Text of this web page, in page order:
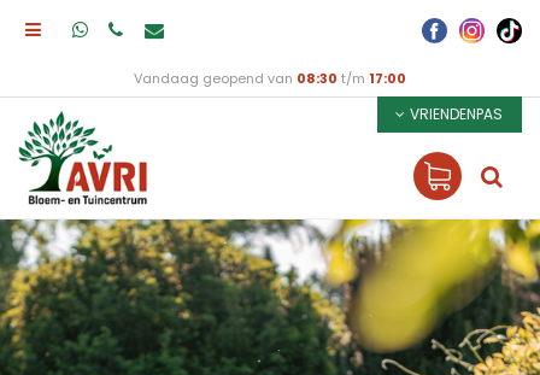
Vandaag geopend van 08:30 t/m 17:00
VRIENDENPAS